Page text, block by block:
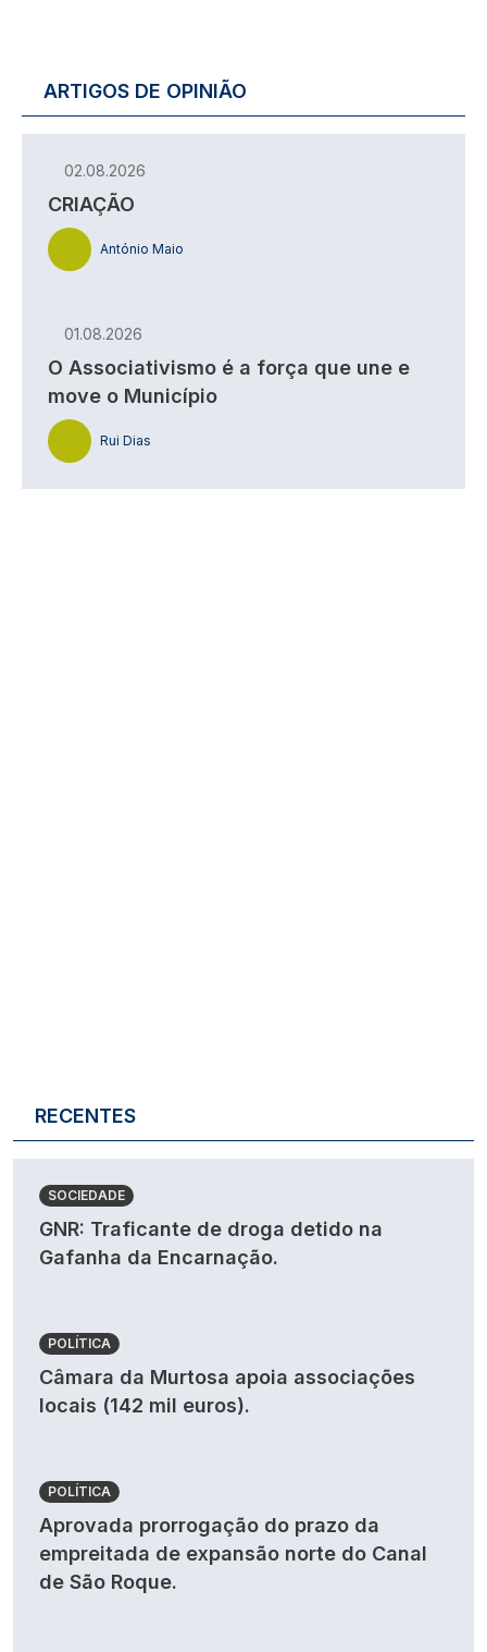
ARTIGOS DE OPINIÃO
02.08.2026
CRIAÇÃO
António Maio
01.08.2026
O Associativismo é a força que une e
move o Município
Rui Dias
RECENTES
SOCIEDADE
GNR: Traficante de droga detido na
Gafanha da Encarnação.
POLÍTICA
Câmara da Murtosa apoia associações
locais (142 mil euros).
POLÍTICA
Aprovada prorrogação do prazo da
empreitada de expansão norte do Canal
de São Roque.